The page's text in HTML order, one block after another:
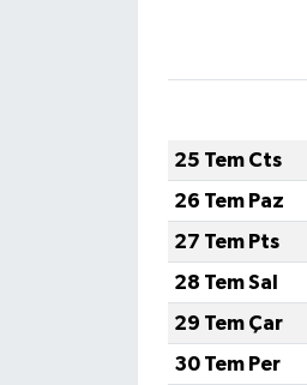
25 Tem Cts
26 Tem Paz
27 Tem Pts
28 Tem Sal
29 Tem Çar
30 Tem Per